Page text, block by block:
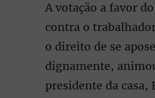
A votação a favor
contra o
o direito de se
dignamente,
presidente da casa,